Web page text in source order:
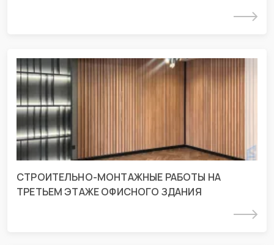
Подробнее
СТРОИТЕЛЬНО-МОНТАЖНЫЕ РАБОТЫ НА
ТРЕТЬЕМ ЭТАЖЕ ОФИСНОГО ЗДАНИЯ
СМР на третьем этаже офисного
здания в г. Краснодар
г. Краснодар, ул. Дзержинского 93/2
Подробнее